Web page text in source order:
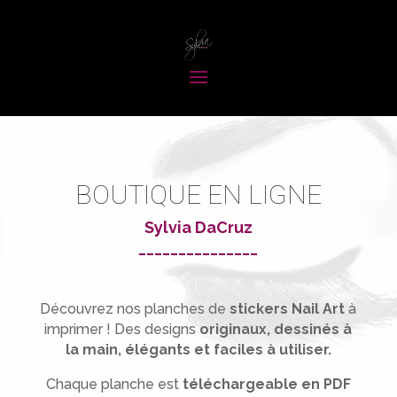
BOUTIQUE EN LIGNE
Sylvia DaCruz
_______________
Découvrez nos planches destickers Nail Art à
imprimer ! Des designs originaux, dessinés à
la main, élégants et faciles à utiliser.
Chaque planche est téléchargeable en PDF